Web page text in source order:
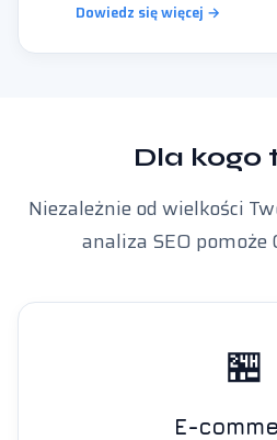
Dowiedz się więcej →
Dla kogo
Niezależnie od wielkości
analiza SEO pomoże
🏪
E-